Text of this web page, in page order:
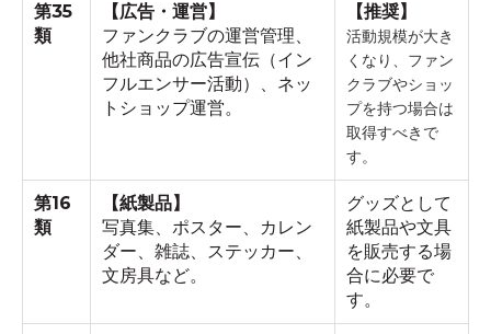
第35
類
【広告・運営】
ファンクラブの運営管理、
他社商品の広告宣伝（イン
フルエンサー活動）、ネッ
トショップ運営。
【推奨】
活動規模が大き
くなり、ファン
クラブやショッ
プを持つ場合は
取得すべきで
す。
第16
類
【紙製品】
写真集、ポスター、カレン
ダー、雑誌、ステッカー、
文房具など。
グッズとして
紙製品や文具
を販売する場
合に必要で
す。